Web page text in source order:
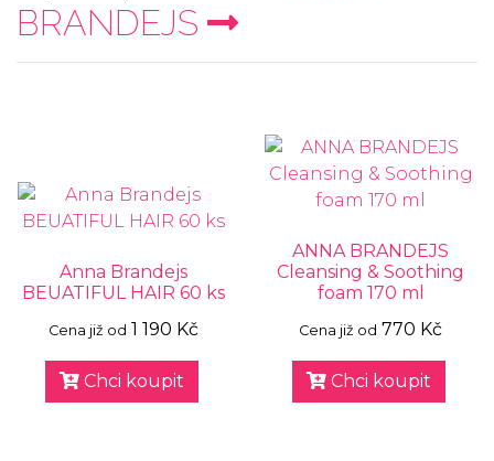
BRANDEJS
Anna Brandejs
BEUATIFUL HAIR 60 ks
Cena již od 1 190 Kč
Chci koupit
ANNA BRANDEJS
Cleansing & Soothing
foam 170 ml
Cena již od 770 Kč
Chci koupit